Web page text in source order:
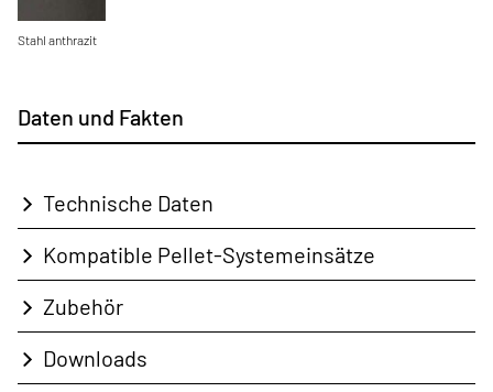
Stahl anthrazit
Daten und Fakten
Technische Daten
Kompatible Pellet-Systemeinsätze
Zubehör
Downloads